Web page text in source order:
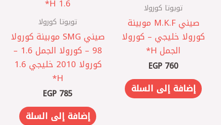
تويوتا كورولا
صيني M.K.F موبينة
كورولا خليجي – كورولا
الجمل ‏H*
EGP 760
إضافة إلى السلة
تويوتا كورولا
صيني SMG موبينة كورولا
98 – كورولا الجمل 1.6 –
كورولا 2010 خليجي 1.6
H*
EGP 785
إضافة إلى السلة